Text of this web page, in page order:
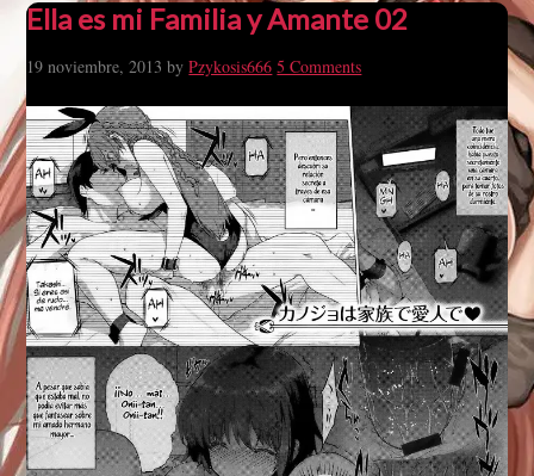
Ella es mi Familia y Amante 02
19 noviembre, 2013 byPzykosis666 5 Comments